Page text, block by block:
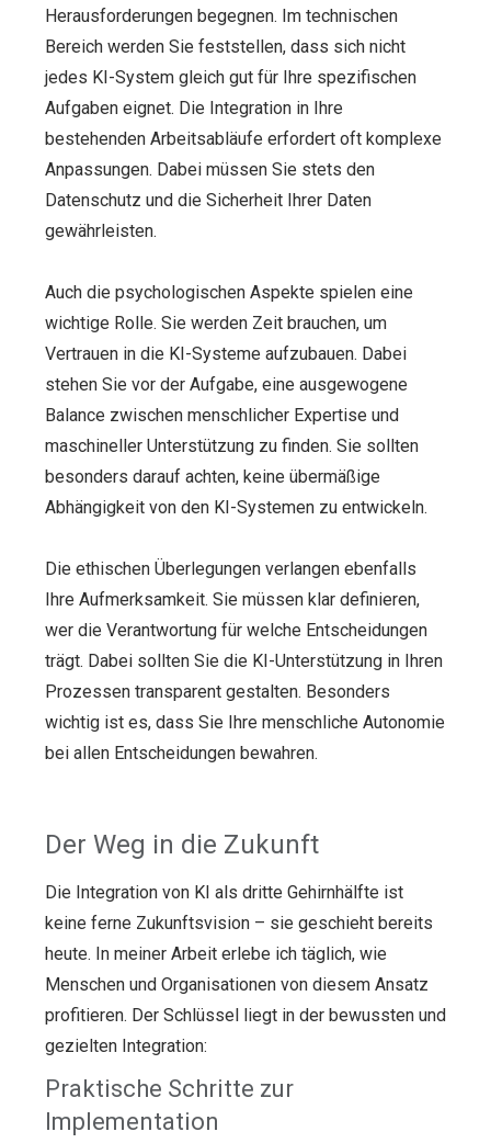
Herausforderungen begegnen. Im technischen
Bereich werden Sie feststellen, dass sich nicht
jedes KI-System gleich gut für Ihre spezifischen
Aufgaben eignet. Die Integration in Ihre
bestehenden Arbeitsabläufe erfordert oft komplexe
Anpassungen. Dabei müssen Sie stets den
Datenschutz und die Sicherheit Ihrer Daten
gewährleisten.
Auch die psychologischen Aspekte spielen eine
wichtige Rolle. Sie werden Zeit brauchen, um
Vertrauen in die KI-Systeme aufzubauen. Dabei
stehen Sie vor der Aufgabe, eine ausgewogene
Balance zwischen menschlicher Expertise und
maschineller Unterstützung zu finden. Sie sollten
besonders darauf achten, keine übermäßige
Abhängigkeit von den KI-Systemen zu entwickeln.
Die ethischen Überlegungen verlangen ebenfalls
Ihre Aufmerksamkeit. Sie müssen klar definieren,
wer die Verantwortung für welche Entscheidungen
trägt. Dabei sollten Sie die KI-Unterstützung in Ihren
Prozessen transparent gestalten. Besonders
wichtig ist es, dass Sie Ihre menschliche Autonomie
bei allen Entscheidungen bewahren.
Der Weg in die Zukunft
Die Integration von KI als dritte Gehirnhälfte ist
keine ferne Zukunftsvision – sie geschieht bereits
heute. In meiner Arbeit erlebe ich täglich, wie
Menschen und Organisationen von diesem Ansatz
profitieren. Der Schlüssel liegt in der bewussten und
gezielten Integration:
Praktische Schritte zur
Implementation